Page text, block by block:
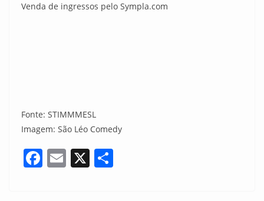
Venda de ingressos pelo Sympla.com
Fonte: STIMMMESL
Imagem: São Léo Comedy
F E X